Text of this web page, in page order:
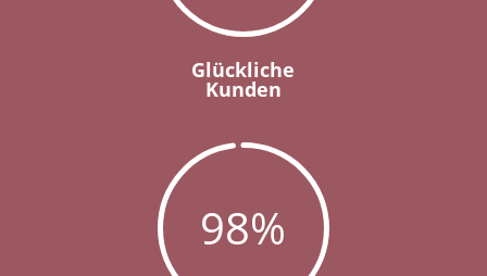
Glückliche
Kunden
98%